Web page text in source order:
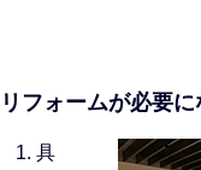
リフォームが必要
具